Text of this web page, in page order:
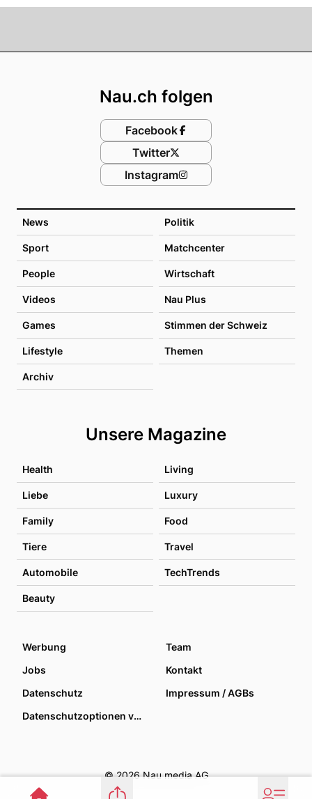
News Politik
Sport Matchcenter
People Wirtschaft
Videos Nau Plus
Games Stimmen der Schweiz
Lifestyle Themen
Archiv
Unsere Magazine
Health Living
Liebe Luxury
Family Food
Tiere Travel
Automobile TechTrends
Beauty
Nau.ch folgen
Facebook
Twitter
Instagram
Werbung
Team
Jobs
Kontakt
Datenschutz
Impressum / AGBs
Datenschutzoptionen verwalten
© 2026 Nau media AG